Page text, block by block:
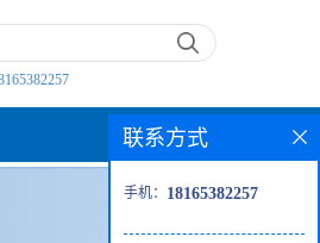
联系方式
手机： 18165382257